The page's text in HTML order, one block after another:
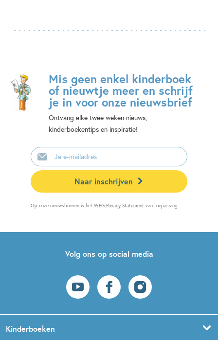
Mis geen enkel kinderboek
of nieuwtje meer en schrijf
je in voor onze nieuwsbrief
Ontvang elke twee weken nieuws,
kinderboekentips en inspiratie!
E-
mailadres
Naar inschrijven
Op onze nieuwsbrieven is hetWPG Privacy Statement van toepassing.
Volg ons op social media
Kinderboeken